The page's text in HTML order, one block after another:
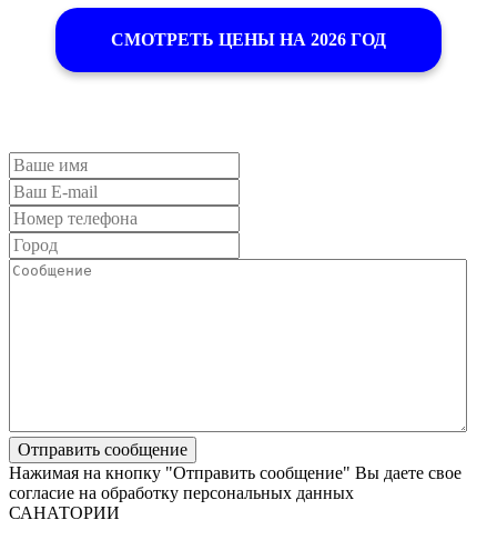
СМОТРЕТЬ ЦЕНЫ НА 2026 ГОД
Нажимая на кнопку "Отправить сообщение" Вы даете свое
согласие на обработку персональных данных
САНАТОРИИ